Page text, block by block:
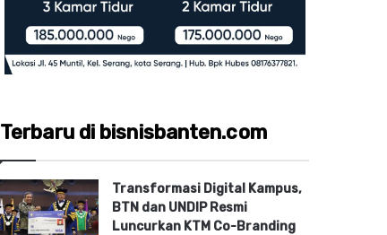
Terbaru di bisnisbanten.com
Transformasi Digital Kampus,
BTN dan UNDIP Resmi
Luncurkan KTM Co-Branding